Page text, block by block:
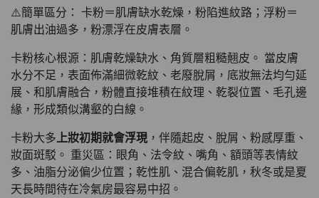
⚠️簡單區分： 卡粉＝肌膚缺水乾燥，粉陷進紋路；浮粉＝
肌膚出油過多，粉漂浮在皮膚表層。
卡粉核心根源：肌膚乾燥缺水、角質層粗糙翹皮。 當皮膚
水分不足，表面佈滿細微乾紋、老廢脫屑，底妝無法均勻延
展、和肌膚融合，粉體直接堆積在紋理、乾裂位置、毛孔邊
緣，形成類似溝壑的白線。
卡粉大多上妝初期就會浮現，伴隨起皮、脫屑、粉感厚重、
妝面斑駁。 重災區：眼角、法令紋、嘴角、額頭等表情紋
多、油脂分泌偏少位置；乾性肌、混合偏乾肌，秋冬或是夏
天長時間待在冷氣房最容易中招。